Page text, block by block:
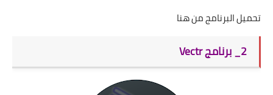
تحميل البرنامج منهنا
2_ برنامج Vectr